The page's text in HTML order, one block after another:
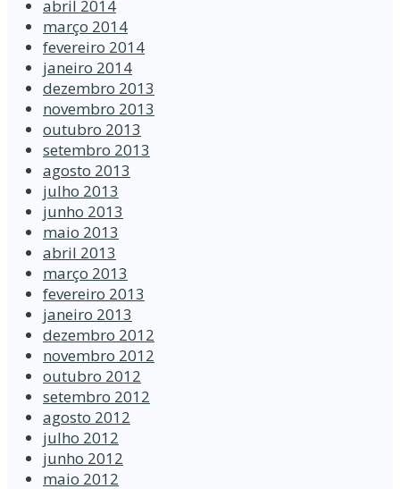
abril 2014
março 2014
fevereiro 2014
janeiro 2014
dezembro 2013
novembro 2013
outubro 2013
setembro 2013
agosto 2013
julho 2013
junho 2013
maio 2013
abril 2013
março 2013
fevereiro 2013
janeiro 2013
dezembro 2012
novembro 2012
outubro 2012
setembro 2012
agosto 2012
julho 2012
junho 2012
maio 2012